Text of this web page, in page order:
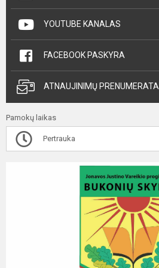
YOUTUBE KANALAS
FACEBOOK PASKYRA
ATNAUJINIMŲ PRENUMERATA
Pamokų laikas
Pertrauka